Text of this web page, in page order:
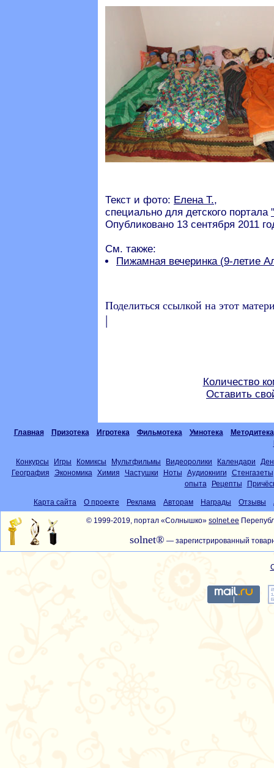
Текст и фото: Елена Т.,
специально для детского портала
Опубликовано 13 сентября 2011
См. также:
Пижамная вечеринка (9-летие
Поделиться ссылкой на этот
|
Количество
Оставить
Главная Призотека Игротека Фильмотека Умнотека
Методитека
Конкурсы Игры Комиксы Мультфильмы Видеоролики Календари
География
Экономика Химия Частушки Ноты Аудиокниги
Стенгазеты
опыта
Рецепты
Карта сайта О проекте Реклама Авторам Награды Отзывы
© 1999-2019, портал «Солнышко» solnet.ee
solnet® — зарегистрированный